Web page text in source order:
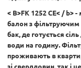
< B>FK 1252 CE< / b>
балон з фільтруючим
бак, де готується
води на годину.
проживають в
зі свердловин, так і